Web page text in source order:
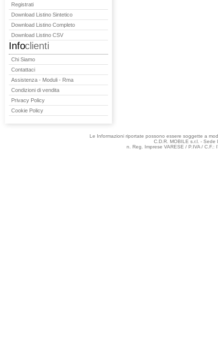
Registrati
Download Listino Sintetico
Download Listino Completo
Download Listino CSV
Infoclienti
Chi Siamo
Contattaci
Assistenza - Moduli - Rma
Condizioni di vendita
Privacy Policy
Cookie Policy
Le Informazioni riportate possono essere soggette a
C.D.R. MOBILE s.r.l. -
n. Reg. Imprese VARESE / P.IVA /